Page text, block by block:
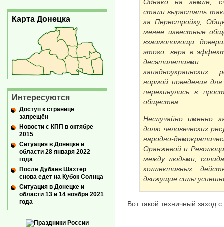
стали вырастать
за Перестройку,
менее известные
взаимопомощи,
этого, вера в
нормой поведения
перекинулись в
общества.
Неслучайно именно
долю человеческих
народно-
Оранжевой и
между людьми,
коллективных
движущие силы
Вот такой техничный заход
Карта Донецка
Интересуются
Доступ к странице
запрещён
Новости с КПП в октябре
2015
Ситуация в Донецке и
области 28 января 2022
года
После Дубаев Шахтёр
снова едет на Кубок Солнца
Ситуация в Донецке и
области 13 и 14 ноября 2021
года